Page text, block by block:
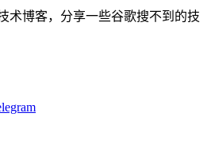
术博客，分享一些谷歌搜不到的技